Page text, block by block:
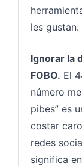
les gustan.
Ignorar la
FOBO. El
número
pibes” es
costar
redes
significa